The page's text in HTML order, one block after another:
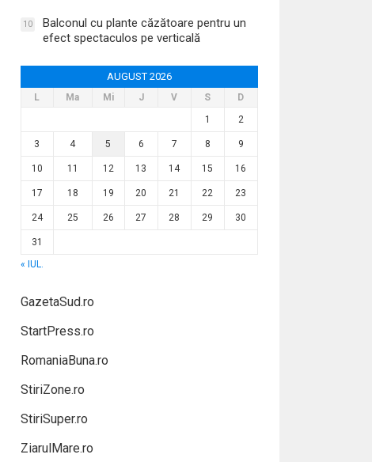
10
Balconul cu plante căzătoare pentru un
efect spectaculos pe verticală
AUGUST 2026
L Ma Mi J V S
D
1
2
3 4 5 6 7 8 9
10 11 12 13 14 15 16
17 18 19 20 21 22 23
24 25 26 27 28 29 30
31
« IUL.
GazetaSud.ro
StartPress.ro
RomaniaBuna.ro
StiriZone.ro
StiriSuper.ro
ZiarulMare.ro